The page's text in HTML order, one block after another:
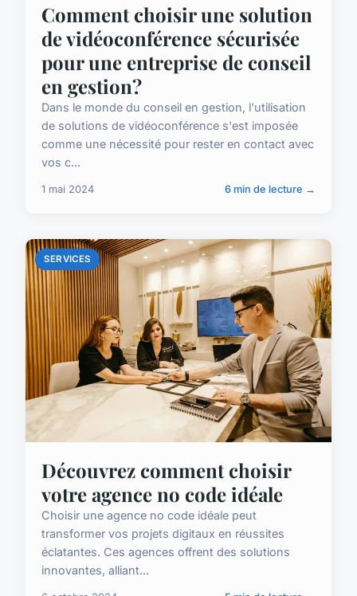
Comment choisir une solution
de vidéoconférence sécurisée
pour une entreprise de conseil
en gestion?
Dans le monde du conseil en gestion, l'utilisation
de solutions de vidéoconférence s'est imposée
comme une nécessité pour rester en contact avec
vos c...
1 mai 2024 6 min de lecture →
SERVICES
Découvrez comment choisir
votre agence no code idéale
Choisir une agence no code idéale peut
transformer vos projets digitaux en réussites
éclatantes. Ces agences offrent des solutions
innovantes, alliant...